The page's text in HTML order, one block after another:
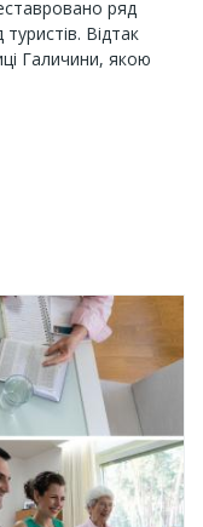
ряд
Відтак
Галичини, якою